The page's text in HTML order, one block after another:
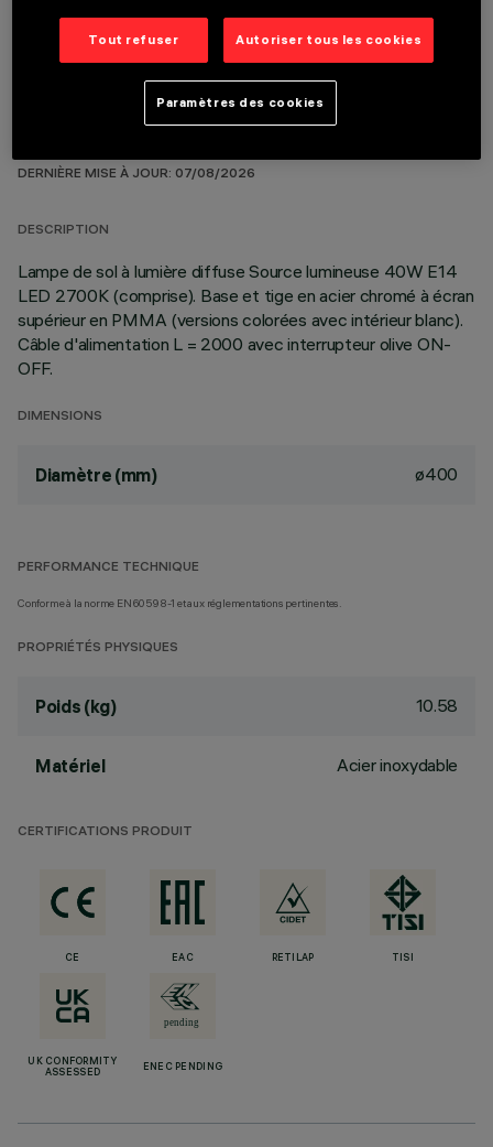
DERNIÈRE MISE À JOUR: 07/08/2026
DESCRIPTION
Lampe de sol à lumière diffuse Source lumineuse 40W E14
LED 2700K (comprise). Base et tige en acier chromé à écran
supérieur en PMMA (versions colorées avec intérieur blanc).
Câble d'alimentation L = 2000 avec interrupteur olive ON-
OFF.
DIMENSIONS
Diamètre (mm) ø400
PERFORMANCE TECHNIQUE
Conforme à la norme EN60598-1 et aux réglementations pertinentes.
PROPRIÉTÉS PHYSIQUES
Poids (kg) 10.58
Matériel Acier inoxydable
CERTIFICATIONS PRODUIT
CE EAC RETILAP TISI
UK CONFORMITY
ASSESSED
ENEC PENDING
Tout refuser Autoriser tous les cookies
Paramètres des cookies